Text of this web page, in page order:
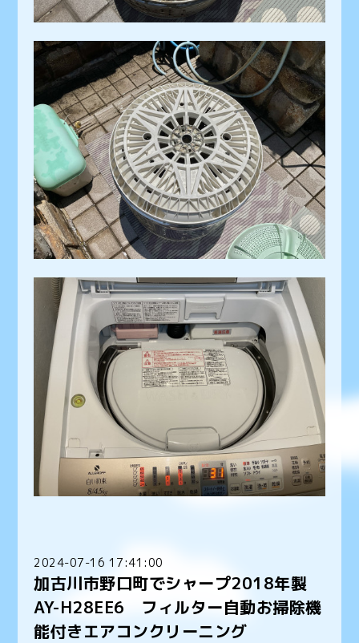
2024-07-16 17:41:00
加古川市野口町でシャープ2018年製
AY-H28EE6 フィルター自動お掃除機
能付きエアコンクリーニング